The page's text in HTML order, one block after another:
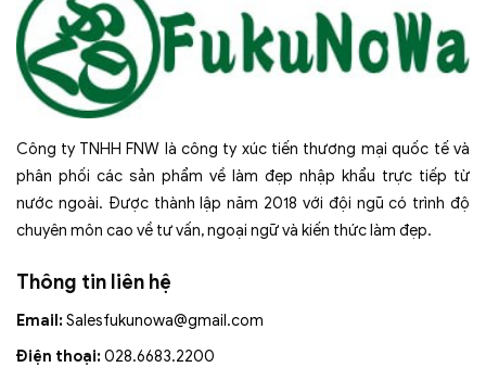
Công ty TNHH FNW là công ty xúc tiến thương mại quốc tế và
phân phối các sản phẩm về làm đẹp nhập khẩu trực tiếp từ
nước ngoài. Được thành lập năm 2018 với đội ngũ có trình độ
chuyên môn cao về tư vấn, ngoại ngữ và kiến thức làm đẹp.
Thông tin liên hệ
Email:Salesfukunowa@gmail.com
Điện thoại:028.6683.2200